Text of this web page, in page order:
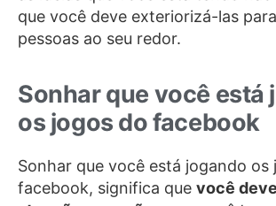
que você deve exteriorizá-las
pessoas ao seu redor.
Sonhar que você está
os jogos do facebook
Sonhar que você está jogando os
facebook, significa que você